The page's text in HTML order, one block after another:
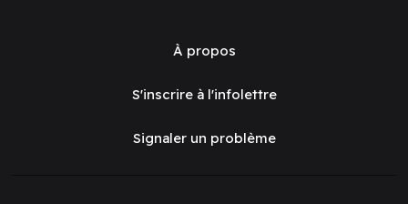
À propos
S'inscrire à l'infolettre
Signaler un problème